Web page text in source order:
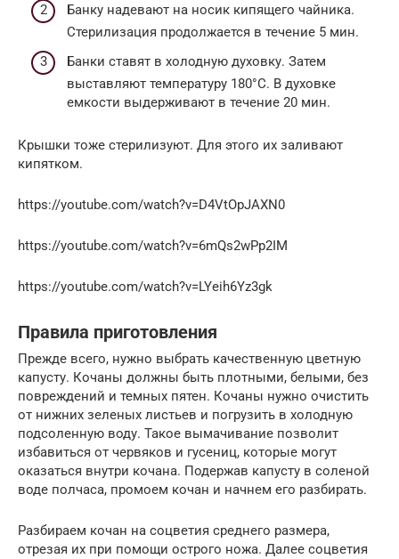
Банку надевают на носик кипящего чайника.
Стерилизация продолжается в течение 5 мин.
Банки ставят в холодную духовку. Затем
выставляют температуру 180°C. В духовке
емкости выдерживают в течение 20 мин.
Крышки тоже стерилизуют. Для этого их заливают
кипятком.
https://youtube.com/watch?v=D4VtOpJAXN0
https://youtube.com/watch?v=6mQs2wPp2IM
https://youtube.com/watch?v=LYeih6Yz3gk
Правила приготовления
Прежде всего, нужно выбрать качественную цветную
капусту. Кочаны должны быть плотными, белыми, без
повреждений и темных пятен. Кочаны нужно очистить
от нижних зеленых листьев и погрузить в холодную
подсоленную воду. Такое вымачивание позволит
избавиться от червяков и гусениц, которые могут
оказаться внутри кочана. Подержав капусту в соленой
воде полчаса, промоем кочан и начнем его разбирать.
Разбираем кочан на соцветия среднего размера,
отрезая их при помощи острого ножа. Далее соцветия